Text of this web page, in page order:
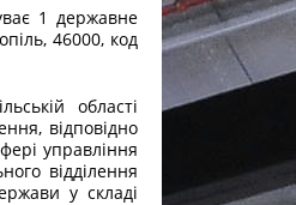
1 державне
46000, код
області
відповідно
управління
відділення
у складі